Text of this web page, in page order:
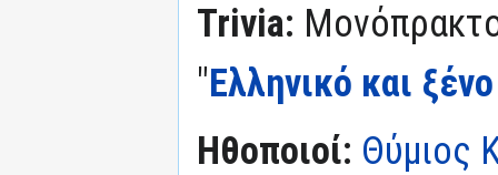
Trivia:
"Ελληνικό και
Ηθοποιοί: Θύμιος